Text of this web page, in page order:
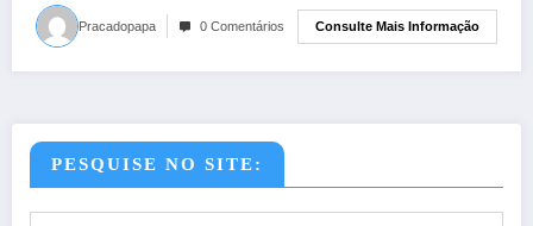
Pracadopapa 0 Comentários Consulte Mais Informação
PESQUISE NO SITE: